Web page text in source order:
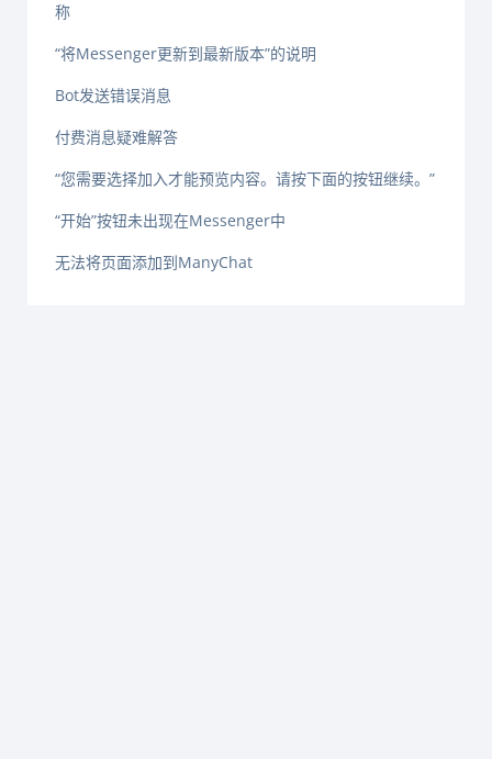
称
“将Messenger更新到最新版本”的说明
Bot发送错误消息
付费消息疑难解答
“您需要选择加入才能预览内容。请按下面的按钮继续。”
“开始”按钮未出现在Messenger中
无法将页面添加到ManyChat